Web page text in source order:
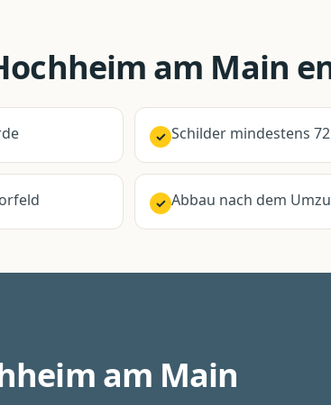
am Main
✓ Schilder mindestens
✓ Abbau nach dem
am Main